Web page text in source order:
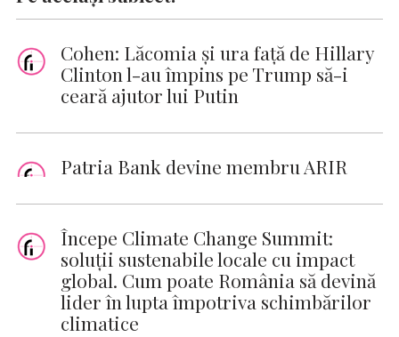
Cohen: Lăcomia şi ura faţă de Hillary
Clinton l-au împins pe Trump să-i
ceară ajutor lui Putin
Patria Bank devine membru ARIR
Începe Climate Change Summit:
soluții sustenabile locale cu impact
global. Cum poate România să devină
lider în lupta împotriva schimbărilor
climatice